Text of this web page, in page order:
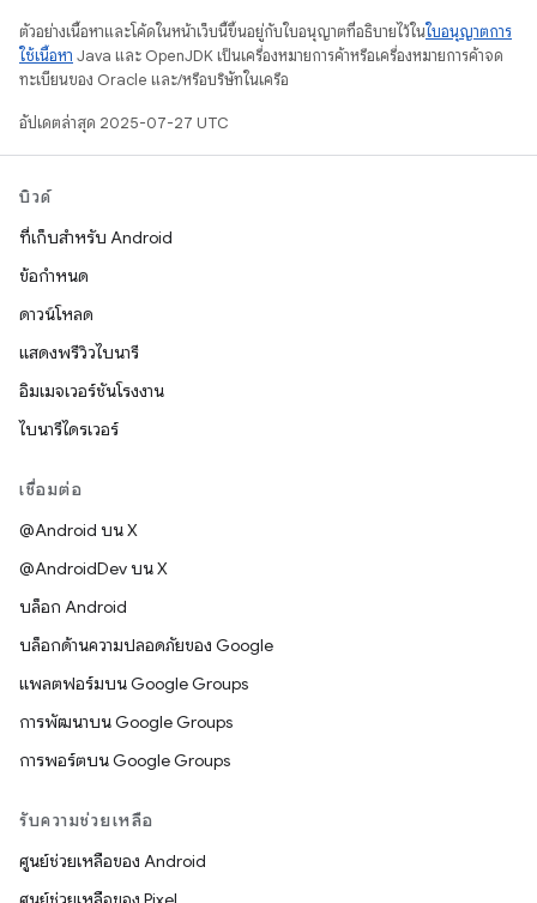
ตัวอย่างเนื้อหาและโค้ดในหน้าเว็บนี้ขึ้นอยู่กับใบอนุญาตที่อธิบายไว้ในใบอนุญาตการ
ใช้เนื้อหา Java และ OpenJDK เป็นเครื่องหมายการค้าหรือเครื่องหมายการค้าจด
ทะเบียนของ Oracle และ/หรือบริษัทในเครือ
อัปเดตล่าสุด 2025-07-27 UTC
บิวด์
ที่เก็บสำหรับ Android
ข้อกำหนด
ดาวน์โหลด
แสดงพรีวิวไบนารี
อิมเมจเวอร์ชันโรงงาน
ไบนารีไดรเวอร์
เชื่อมต่อ
@Android บน X
@AndroidDev บน X
บล็อก Android
บล็อกด้านความปลอดภัยของ Google
แพลตฟอร์มบน Google Groups
การพัฒนาบน Google Groups
การพอร์ตบน Google Groups
รับความช่วยเหลือ
ศูนย์ช่วยเหลือของ Android